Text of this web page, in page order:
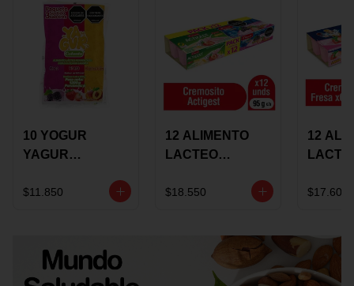
10 YOGUR
YAGUR
150ML SURTIDO
$11.850
12 ALIMENTO
LACTEO
ALQUERIA
$18.550
12
$17.600